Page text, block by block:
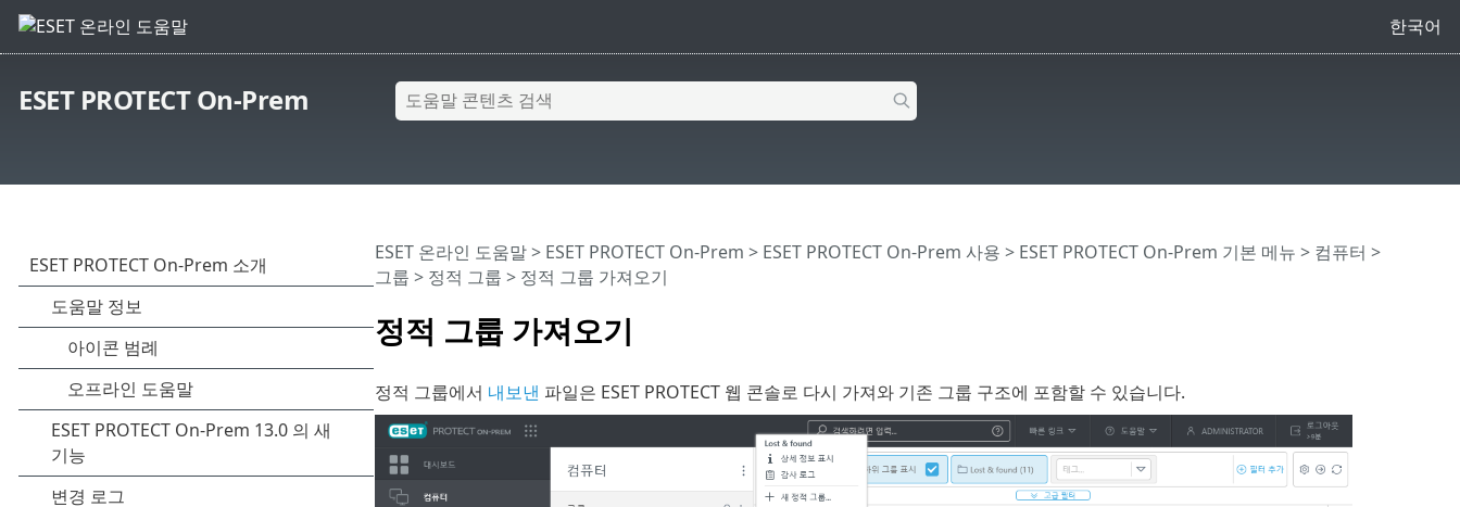
한국어
ESET PROTECT On-Prem
정적 그룹 가져오기
ESET 온라인 도움말> ESET PROTECT On-Prem > ESET PROTECT On-Prem 사용 > ESET PROTECT On-Prem 기본 메뉴 > 컴퓨터 >
그룹 > 정적 그룹 > 정적 그룹 가져오기
정적 그룹에서 내보낸 파일은 ESET PROTECT 웹 콘솔로 다시 가져와 기존 그룹 구조에 포함할 수 있습니다.